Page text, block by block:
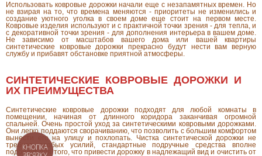
Использовать ковровые дорожки начали еще с незапамятных времен. Но
не взирая на то, что времена меняются - приоритеты не изменились и
создание уютного уголка в своем доме еще стоит на первом месте.
Ковровые изделия используют и с практичной точки зрения - для тепла, и
с декоративной точки зрения - для дополнения интерьера в вашем доме.
Не зависимо от масштабов вашего дома или вашей квартиры
синтетические ковровые дорожки прекрасно будут нести вам верную
службу и прибавят обстановке приятной атмосферы.
СИНТЕТИЧЕСКИЕ КОВРОВЫЕ ДОРОЖКИ И
ИХ ПРЕИМУЩЕСТВА
Синтетические ковровые дорожки подходят для любой комнаты в
помещении, начиная от длинного коридора заканчивая огромной
спальней. Очень простой уход за синтетическими ковровыми дорожками.
Они легко поддаются сворачиванию, что позволить с большим комфортом
вынести его на улицу и похлопать. Чистка синтетической дорожки не
требует особых усилий, стандартные подручные средства вполне
подойдут для того, что привести дорожку в надлежащий вид и очистить от
КНОПКА
ЗВ'ЯЗКУ